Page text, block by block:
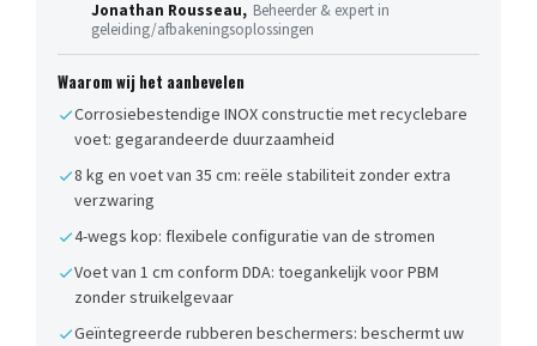
Jonathan Rousseau, Beheerder & expert in
geleiding/afbakeningsoplossingen
Waarom wij het aanbevelen
Corrosiebestendige INOX constructie met recyclebare
voet: gegarandeerde duurzaamheid
8 kg en voet van 35 cm: reële stabiliteit zonder extra
verzwaring
4-wegs kop: flexibele configuratie van de stromen
Voet van 1 cm conform DDA: toegankelijk voor PBM
zonder struikelgevaar
Geïntegreerde rubberen beschermers: beschermt uw